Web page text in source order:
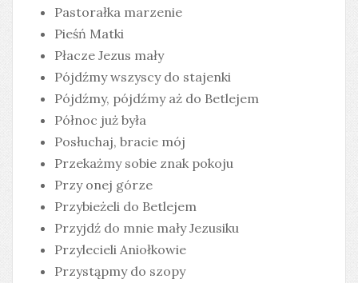
Pastorałka marzenie
Pieśń Matki
Płacze Jezus mały
Pójdźmy wszyscy do stajenki
Pójdźmy, pójdźmy aż do Betlejem
Północ już była
Posłuchaj, bracie mój
Przekażmy sobie znak pokoju
Przy onej górze
Przybieżeli do Betlejem
Przyjdź do mnie mały Jezusiku
Przylecieli Aniołkowie
Przystąpmy do szopy